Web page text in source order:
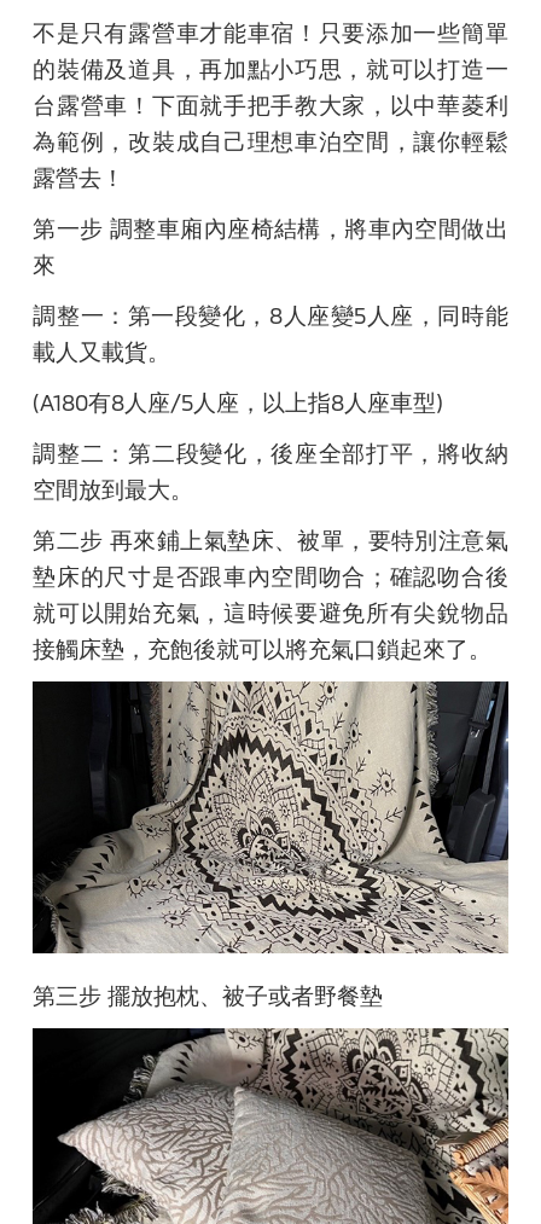
不是只有露營車才能車宿！只要添加一些簡單
的裝備及道具，再加點小巧思，就可以打造一
台露營車！下面就手把手教大家，以中華菱利
為範例，改裝成自己理想車泊空間，讓你輕鬆
露營去！
第一步調整車廂內座椅結構，將車內空間做出
來
調整一：第一段變化，8人座變5人座，同時能
載人又載貨。
(A180有8人座/5人座，以上指8人座車型)
調整二：第二段變化，後座全部打平，將收納
空間放到最大。
第二步 再來鋪上氣墊床、被單，要特別注意氣
墊床的尺寸是否跟車內空間吻合；確認吻合後
就可以開始充氣，這時候要避免所有尖銳物品
接觸床墊，充飽後就可以將充氣口鎖起來了。
第三步 擺放抱枕、被子或者野餐墊